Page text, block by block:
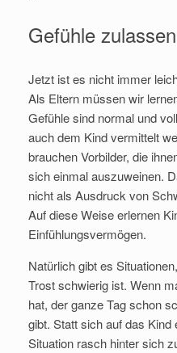
Gefühle zulassen
Jetzt ist es nicht immer
Als Eltern müssen wir
Gefühle sind normal und
auch dem Kind vermittelt
brauchen Vorbilder, die
sich einmal auszuweinen.
nicht als Ausdruck von
Auf diese Weise erlernen
Einfühlungsvermögen.
Natürlich gibt es
Trost schwierig ist. Wenn
hat, der ganze Tag schon
gibt. Statt sich auf das
Situation rasch hinter sich